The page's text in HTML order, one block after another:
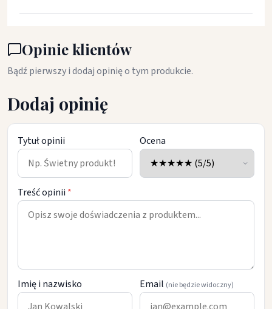
Opinie klientów
Bądź pierwszy i dodaj opinię o tym produkcie.
Dodaj opinię
Tytuł opinii Ocena
Treść opinii *
Imię i nazwisko Email (nie będzie widoczny)